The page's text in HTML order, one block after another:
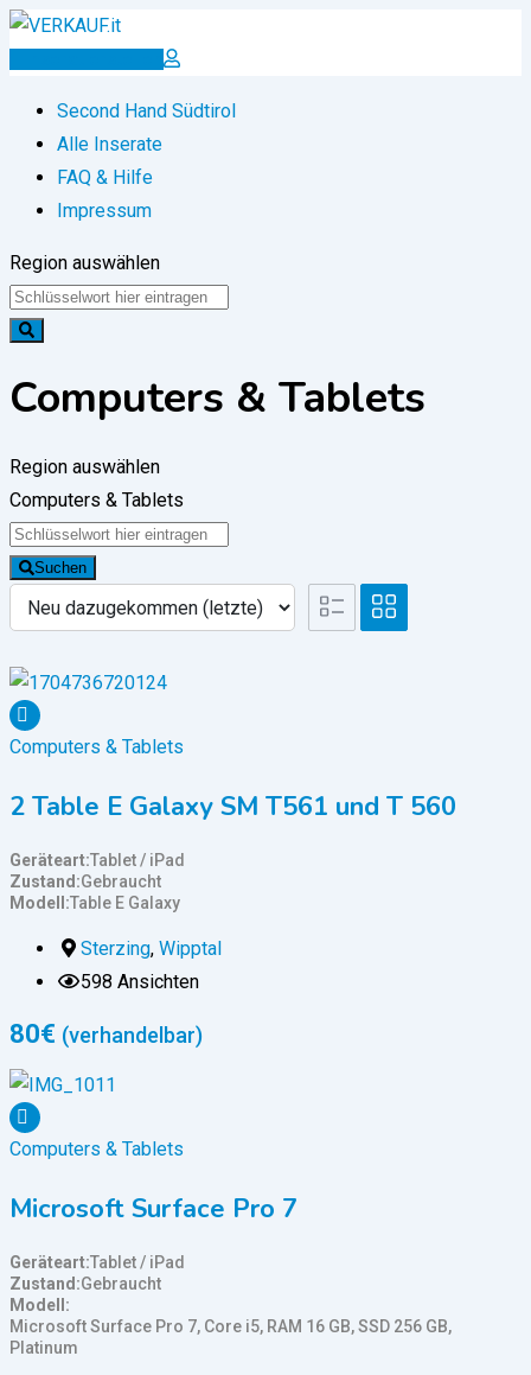
Zum
Inserat erstellen
Second Hand Südtirol
Alle Inserate
FAQ & Hilfe
Impressum
Region auswählen
Computers & Tablets
Region auswählen
Computers & Tablets
Suchen
Computers & Tablets
2 Table E Galaxy SM T561 und T 560
Geräteart Tablet / iPad
Zustand Gebraucht
Modell
Table E Galaxy
Sterzing, Wipptal
598 Ansichten
80€ (verhandelbar)
Computers & Tablets
Microsoft Surface Pro 7
Geräteart Tablet / iPad
Zustand Gebraucht
Modell
Microsoft Surface Pro 7, Core i5, RAM 16 GB, SSD 256 GB,
Platinum